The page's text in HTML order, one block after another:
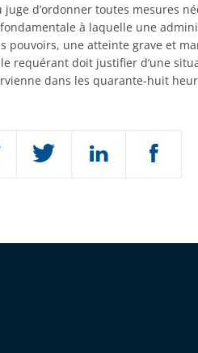
d’ordonner toutes mesures
à laquelle une
pouvoirs, une atteinte grave et
requérant doit justifier d’une
dans les quarante-huit